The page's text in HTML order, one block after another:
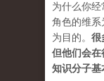
为什么你
角色的维系
为目的。 很
但他们会在
知识分子基